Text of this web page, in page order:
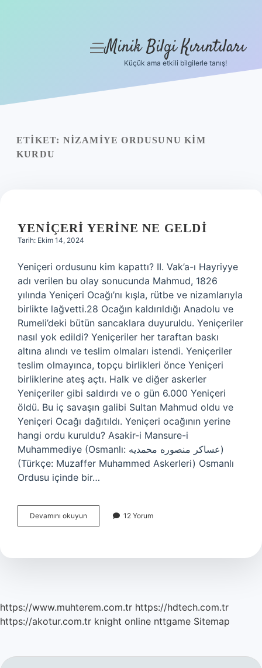
Yasal Uyarı
menüyü
Minik Bilgi Kırıntıları
Küçük ama etkili bilgilerle tanış!
ETIKET: NIZAMIYE ORDUSUNU KIM
KURDU
YENIÇERI YERINE NE GELDI
Tarih: Ekim 14, 2024
Yeniçeri ordusunu kim kapattı? II. Vak’a-ı Hayriyye
adı verilen bu olay sonucunda Mahmud, 1826
yılında Yeniçeri Ocağı’nı kışla, rütbe ve nizamlarıyla
birlikte lağvetti.28 Ocağın kaldırıldığı Anadolu ve
Rumeli’deki bütün sancaklara duyuruldu. Yeniçeriler
nasıl yok edildi? Yeniçeriler her taraftan baskı
altına alındı ​​ve teslim olmaları istendi. Yeniçeriler
teslim olmayınca, topçu birlikleri önce Yeniçeri
birliklerine ateş açtı. Halk ve diğer askerler
Yeniçeriler gibi saldırdı ve o gün 6.000 Yeniçeri
öldü. Bu iç savaşın galibi Sultan Mahmud oldu ve
Yeniçeri Ocağı dağıtıldı. Yeniçeri ocağının yerine
hangi ordu kuruldu? Asakir-i Mansure-i
Muhammediye (Osmanlı: عساکر منصوره محمديه)
(Türkçe: Muzaffer Muhammed Askerleri) Osmanlı
Ordusu içinde bir…
Devamını okuyun
Yerine
12 Yorum
https://www.muhterem.com.tr https://hdtech.com.tr
https://akotur.com.tr knight online nttgame Sitemap